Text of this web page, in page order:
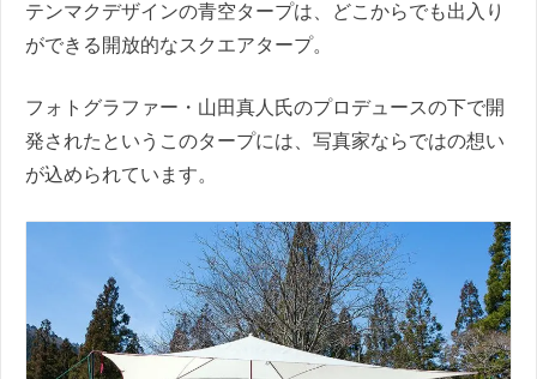
テンマクデザインの青空タープは、どこからでも出入り
ができる開放的なスクエアタープ。
フォトグラファー・山田真人氏のプロデュースの下で開
発されたというこのタープには、写真家ならではの想い
が込められています。